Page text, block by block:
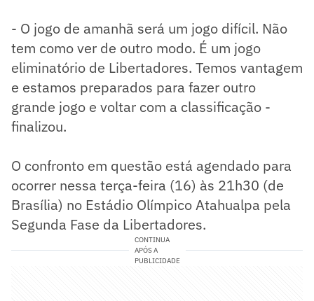
- O jogo de amanhã será um jogo difícil. Não
tem como ver de outro modo. É um jogo
eliminatório de Libertadores. Temos vantagem
e estamos preparados para fazer outro
grande jogo e voltar com a classificação -
finalizou.
O confronto em questão está agendado para
ocorrer nessa terça-feira (16) às 21h30 (de
Brasília) no Estádio Olímpico Atahualpa pela
Segunda Fase da Libertadores.
CONTINUA
APÓS A
PUBLICIDADE